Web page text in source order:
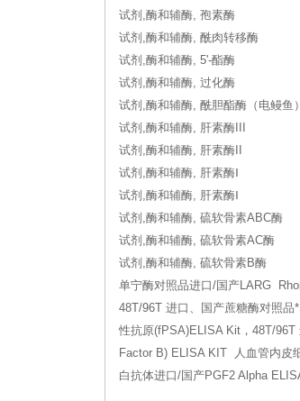
试剂,酶和辅酶, 孢素酶
试剂,酶和辅酶, 酰肉转移酶
试剂,酶和辅酶, 5'-酯酶
试剂,酶和辅酶, 过化酶
试剂,酶和辅酶, 酰胆酯酶（电鳗鱼）
试剂,酶和辅酶, 肝素酶III
试剂,酶和辅酶, 肝素酶II
试剂,酶和辅酶, 肝素酶Ⅰ
试剂,酶和辅酶, 肝素酶Ⅰ
试剂,酶和辅酶, 硫软骨素ABC酶
试剂,酶和辅酶, 硫软骨素AC酶
试剂,酶和辅酶, 硫软骨素B酶
单宁酶对照品进口/国产LARG
48T/96T 进口、国产蔗糖酶对照
性抗原(fPSA)ELISA Kit，48T/
Factor B) ELISA KIT 人血管内皮
白抗体进口/国产PGF2 Alpha